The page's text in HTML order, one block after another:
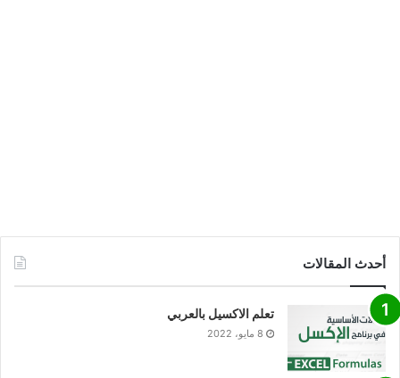
أحدث المقالات
تعلم الاكسيل بالعربي
8 مايو، 2022